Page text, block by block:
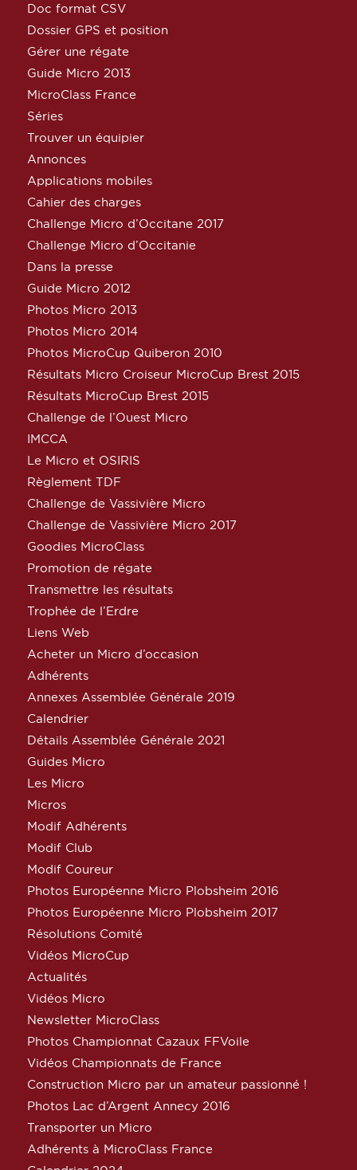
Doc format CSV
Dossier GPS et position
Gérer une régate
Guide Micro 2013
MicroClass France
Séries
Trouver un équipier
Annonces
Applications mobiles
Cahier des charges
Challenge Micro d’Occitane 2017
Challenge Micro d’Occitanie
Dans la presse
Guide Micro 2012
Photos Micro 2013
Photos Micro 2014
Photos MicroCup Quiberon 2010
Résultats Micro Croiseur MicroCup Brest 2015
Résultats MicroCup Brest 2015
Challenge de l’Ouest Micro
IMCCA
Le Micro et OSIRIS
Règlement TDF
Challenge de Vassivière Micro
Challenge de Vassivière Micro 2017
Goodies MicroClass
Promotion de régate
Transmettre les résultats
Trophée de l’Erdre
Liens Web
Acheter un Micro d’occasion
Adhérents
Annexes Assemblée Générale 2019
Calendrier
Détails Assemblée Générale 2021
Guides Micro
Les Micro
Micros
Modif Adhérents
Modif Club
Modif Coureur
Photos Européenne Micro Plobsheim 2016
Photos Européenne Micro Plobsheim 2017
Résolutions Comité
Vidéos MicroCup
Actualités
Vidéos Micro
Newsletter MicroClass
Photos Championnat Cazaux FFVoile
Vidéos Championnats de France
Construction Micro par un amateur passionné !
Photos Lac d’Argent Annecy 2016
Transporter un Micro
Adhérents à MicroClass France